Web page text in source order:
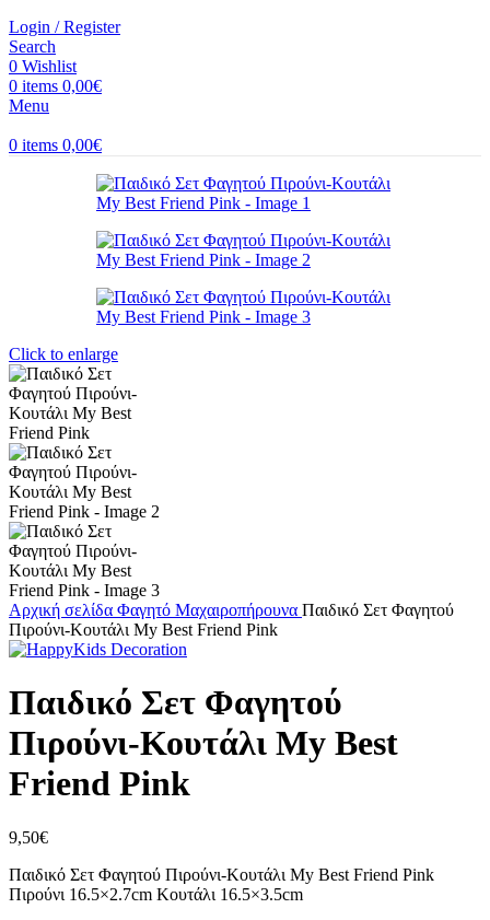
Login / Register
Search
0 Wishlist
0 items 0,00€
Menu
0 items 0,00€
Click to enlarge
Αρχική σελίδα Φαγητό Μαχαιροπήρουνα Παιδικό Σετ Φαγητού
Πιρούνι-Κουτάλι My Best Friend Pink
Παιδικό Σετ Φαγητού
Πιρούνι-Κουτάλι My Best
Friend Pink
9,50€
Παιδικό Σετ Φαγητού Πιρούνι-Κουτάλι My Best Friend Pink
Πιρούνι 16.5×2.7cm Κουτάλι 16.5×3.5cm